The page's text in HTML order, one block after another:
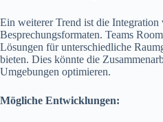
Ein weiterer Trend ist die Integration
Besprechungsformaten. Teams
Lösungen für unterschiedliche
bieten. Dies könnte die
Umgebungen optimieren.
Mögliche Entwicklungen: